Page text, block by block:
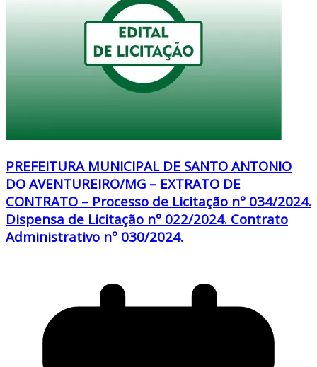
PREFEITURA MUNICIPAL DE SANTO ANTONIO
DO AVENTUREIRO/MG – EXTRATO DE
CONTRATO – Processo de Licitação nº 034/2024.
Dispensa de Licitação nº 022/2024. Contrato
Administrativo nº 030/2024.